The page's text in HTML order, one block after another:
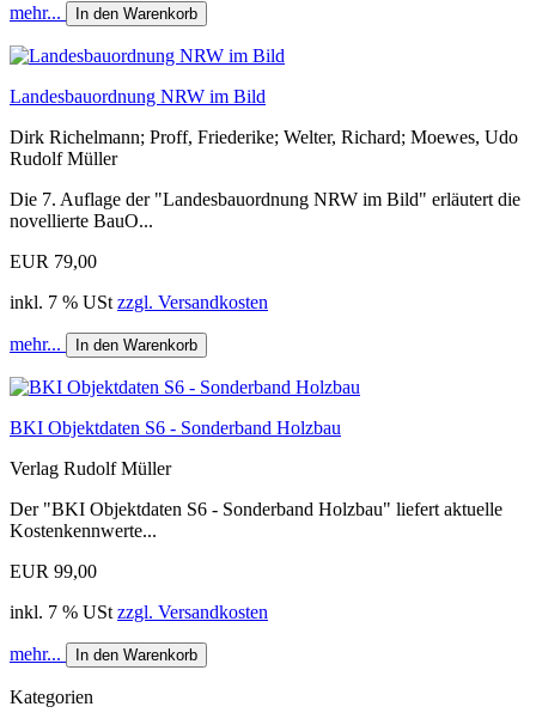
mehr... In den Warenkorb
Landesbauordnung NRW im Bild
Dirk Richelmann; Proff, Friederike; Welter, Richard; Moewes, Udo
Rudolf Müller
Die 7. Auflage der "Landesbauordnung NRW im Bild" erläutert die
novellierte BauO...
EUR 79,00
inkl. 7 % USt zzgl. Versandkosten
mehr... In den Warenkorb
BKI Objektdaten S6 - Sonderband Holzbau
Verlag Rudolf Müller
Der "BKI Objektdaten S6 - Sonderband Holzbau" liefert aktuelle
Kostenkennwerte...
EUR 99,00
inkl. 7 % USt zzgl. Versandkosten
mehr... In den Warenkorb
Kategorien